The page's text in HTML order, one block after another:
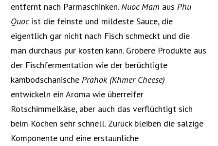
entfernt nach Parmaschinken.Nuoc Mam ausPhu
Quoc ist die feinste und mildeste Sauce, die
eigentlich gar nicht nach Fisch schmeckt und die
man durchaus pur kosten kann. Gröbere Produkte aus
der Fischfermentation wie der berüchtigte
kambodschanischePrahok (Khmer Cheese)
entwickeln ein Aroma wie überreifer
Rotschimmelkäse, aber auch das verflüchtigt sich
beim Kochen sehr schnell. Zurück bleiben die salzige
Komponente und eine erstaunliche